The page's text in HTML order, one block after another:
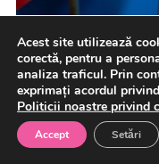
Vicepremierul
peste un sfert din
prezent, […]
5 august 2026 Politica
Acest site utilizează
corectă, pentru a
analiza traficul. Prin
exprimați acordul
Politicii noastre privind
Accept Setări